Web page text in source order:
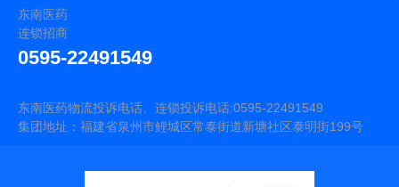
东南医药
连锁招商
0595-22491549
东南医药物流投诉电话、连锁投诉电话:0595-22491549
集团地址：福建省泉州市鲤城区常泰街道新塘社区泰明街199号